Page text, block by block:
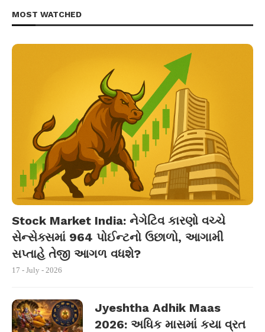
MOST WATCHED
Stock Market India: નેગેટિવ કારણો વચ્ચે
સેન્સેક્સમાં 964 પોઈન્ટનો ઉછાળો, આગામી
સપ્તાહે તેજી આગળ વધશે?
17 - July - 2026
Jyeshtha Adhik Maas
2026: અધિક માસમાં કયા વ્રત